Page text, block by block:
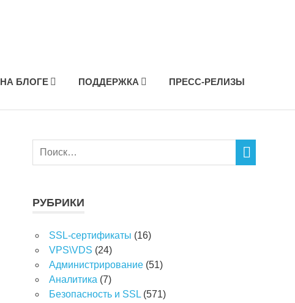
БЛОГЕ ПОДДЕРЖКА ПРЕСС-РЕЛИЗЫ
РУБРИКИ
SSL-сертификаты (16)
VPS\VDS (24)
Администрирование (51)
Аналитика (7)
Безопасность и SSL (571)